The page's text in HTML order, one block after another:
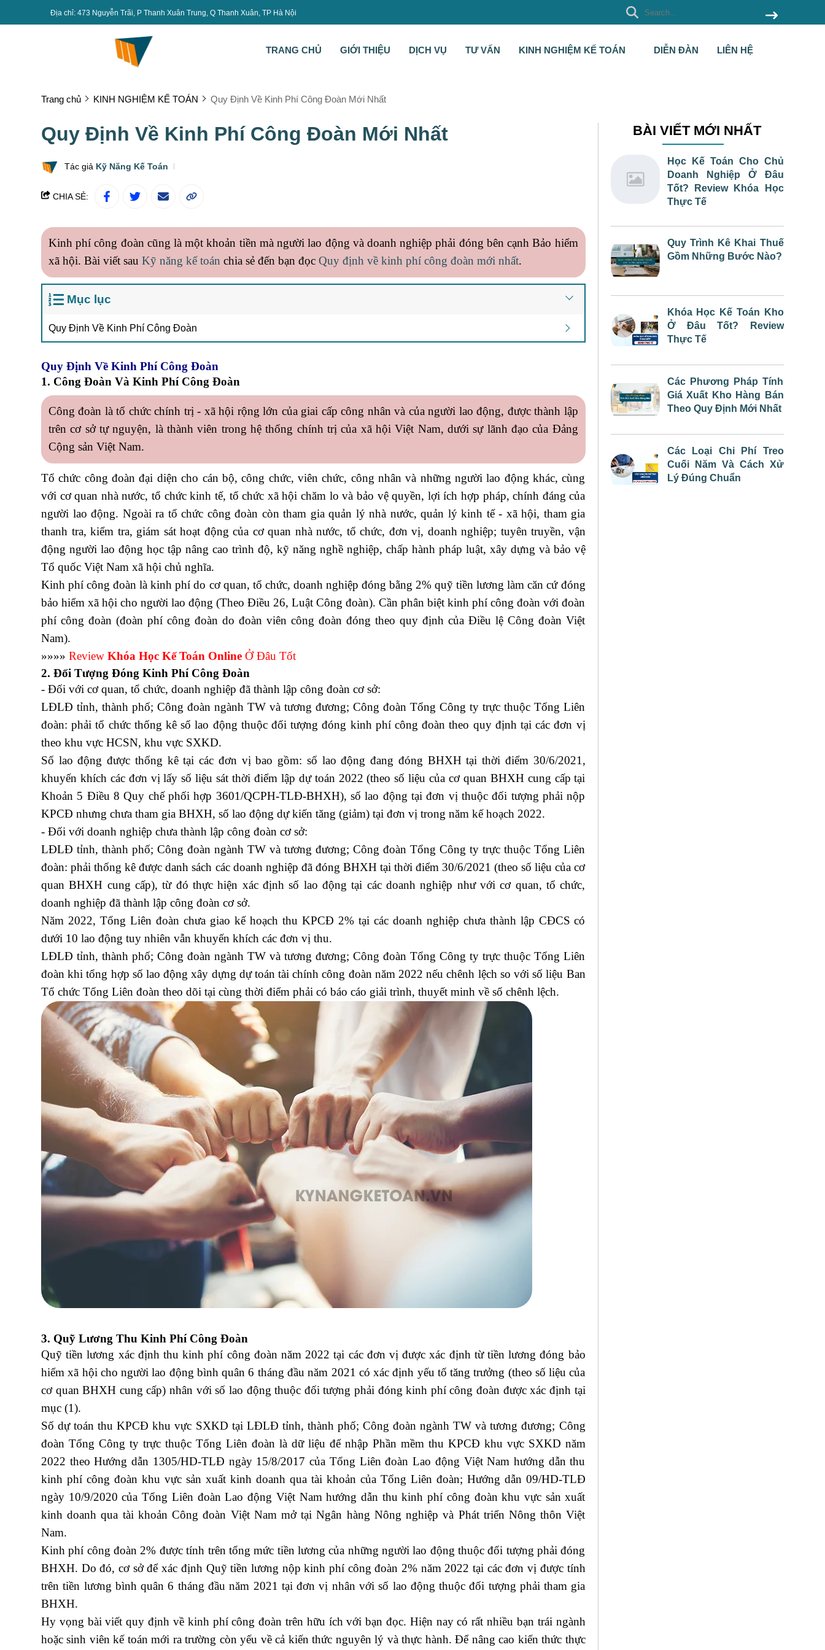
Địa chỉ: 473 Nguyễn Trãi, P Thanh Xuân Trung, Q Thanh Xuân, TP Hà Nội
TRANG CHỦ GIỚI THIỆU DỊCH VỤ TƯ VẤN KINH NGHIỆM KẾ TOÁN DIỄN ĐÀN LIÊN HỆ
Trang chủ KINH NGHIỆM KẾ TOÁN Quy Định Về Kinh Phí Công Đoàn Mới Nhất
Quy Định Về Kinh Phí Công Đoàn Mới Nhất
Tác giả Kỹ Năng Kế Toán
CHIA SẺ:
Kinh phí công đoàn cũng là một khoản tiền mà người lao động và doanh nghiệp phải đóng bên cạnh Bảo hiểm
xã hội. Bài viết sau Kỹ năng kế toán chia sẻ đến bạn đọc Quy định về kinh phí công đoàn mới nhất.
Mục lục
Quy Định Về Kinh Phí Công Đoàn
Quy Định Về Kinh Phí Công Đoàn
1. Công Đoàn Và Kinh Phí Công Đoàn
Công đoàn là tổ chức chính trị - xã hội rộng lớn của giai cấp công nhân và của người lao động, được thành lập
trên cơ sở tự nguyện, là thành viên trong hệ thống chính trị của xã hội Việt Nam, dưới sự lãnh đạo của Đảng
Cộng sản Việt Nam.
Tổ chức công đoàn đại diện cho cán bộ, công chức, viên chức, công nhân và những người lao động khác, cùng
với cơ quan nhà nước, tổ chức kinh tế, tổ chức xã hội chăm lo và bảo vệ quyền, lợi ích hợp pháp, chính đáng của
người lao động. Ngoài ra tổ chức công đoàn còn tham gia quản lý nhà nước, quản lý kinh tế - xã hội, tham gia
thanh tra, kiểm tra, giám sát hoạt động của cơ quan nhà nước, tổ chức, đơn vị, doanh nghiệp; tuyên truyền, vận
động người lao động học tập nâng cao trình độ, kỹ năng nghề nghiệp, chấp hành pháp luật, xây dựng và bảo vệ
Tổ quốc Việt Nam xã hội chủ nghĩa.
Kinh phí công đoàn là kinh phí do cơ quan, tổ chức, doanh nghiệp đóng bằng 2% quỹ tiền lương làm căn cứ đóng
bảo hiểm xã hội cho người lao động (Theo Điều 26, Luật Công đoàn). Cần phân biệt kinh phí công đoàn với đoàn
phí công đoàn (đoàn phí công đoàn do đoàn viên công đoàn đóng theo quy định của Điều lệ Công đoàn Việt
Nam).
»»»» Review Khóa Học Kế Toán Online Ở Đâu Tốt
2. Đối Tượng Đóng Kinh Phí Công Đoàn
- Đối với cơ quan, tổ chức, doanh nghiệp đã thành lập công đoàn cơ sở:
LĐLĐ tỉnh, thành phố; Công đoàn ngành TW và tương đương; Công đoàn Tổng Công ty trực thuộc Tổng Liên
đoàn: phải tổ chức thống kê số lao động thuộc đối tượng đóng kinh phí công đoàn theo quy định tại các đơn vị
theo khu vực HCSN, khu vực SXKD.
Số lao động được thống kê tại các đơn vị bao gồm: số lao động đang đóng BHXH tại thời điểm 30/6/2021,
khuyến khích các đơn vị lấy số liệu sát thời điểm lập dự toán 2022 (theo số liệu của cơ quan BHXH cung cấp tại
Khoản 5 Điều 8 Quy chế phối hợp 3601/QCPH-TLĐ-BHXH), số lao động tại đơn vị thuộc đối tượng phải nộp
KPCĐ nhưng chưa tham gia BHXH, số lao động dự kiến tăng (giảm) tại đơn vị trong năm kế hoạch 2022.
- Đối với doanh nghiệp chưa thành lập công đoàn cơ sở:
LĐLĐ tỉnh, thành phố; Công đoàn ngành TW và tương đương; Công đoàn Tổng Công ty trực thuộc Tổng Liên
đoàn: phải thống kê được danh sách các doanh nghiệp đã đóng BHXH tại thời điểm 30/6/2021 (theo số liệu của cơ
quan BHXH cung cấp), từ đó thực hiện xác định số lao động tại các doanh nghiệp như với cơ quan, tổ chức,
doanh nghiệp đã thành lập công đoàn cơ sở.
Năm 2022, Tổng Liên đoàn chưa giao kế hoạch thu KPCĐ 2% tại các doanh nghiệp chưa thành lập CĐCS có
dưới 10 lao động tuy nhiên vẫn khuyến khích các đơn vị thu.
LĐLĐ tỉnh, thành phố; Công đoàn ngành TW và tương đương; Công đoàn Tổng Công ty trực thuộc Tổng Liên
đoàn khi tổng hợp số lao động xây dựng dự toán tài chính công đoàn năm 2022 nếu chênh lệch so với số liệu Ban
Tổ chức Tổng Liên đoàn theo dõi tại cùng thời điểm phải có báo cáo giải trình, thuyết minh về số chênh lệch.
3. Quỹ Lương Thu Kinh Phí Công Đoàn
Quỹ tiền lương xác định thu kinh phí công đoàn năm 2022 tại các đơn vị được xác định từ tiền lương đóng bảo
hiểm xã hội cho người lao động bình quân 6 tháng đầu năm 2021 có xác định yếu tố tăng trưởng (theo số liệu của
cơ quan BHXH cung cấp) nhân với số lao động thuộc đối tượng phải đóng kinh phí công đoàn được xác định tại
mục (1).
Số dự toán thu KPCĐ khu vực SXKD tại LĐLĐ tỉnh, thành phố; Công đoàn ngành TW và tương đương; Công
đoàn Tổng Công ty trực thuộc Tổng Liên đoàn là dữ liệu để nhập Phần mềm thu KPCĐ khu vực SXKD năm
2022 theo Hướng dẫn 1305/HD-TLĐ ngày 15/8/2017 của Tổng Liên đoàn Lao động Việt Nam hướng dẫn thu
kinh phí công đoàn khu vực sản xuất kinh doanh qua tài khoản của Tổng Liên đoàn; Hướng dẫn 09/HD-TLĐ
ngày 10/9/2020 của Tổng Liên đoàn Lao động Việt Nam hướng dẫn thu kinh phí công đoàn khu vực sản xuất
kinh doanh qua tài khoản Công đoàn Việt Nam mở tại Ngân hàng Nông nghiệp và Phát triển Nông thôn Việt
Nam.
Kinh phí công đoàn 2% được tính trên tổng mức tiền lương của những người lao động thuộc đối tượng phải đóng
BHXH. Do đó, cơ sở để xác định Quỹ tiền lương nộp kinh phí công đoàn 2% năm 2022 tại các đơn vị được tính
trên tiền lương bình quân 6 tháng đầu năm 2021 tại đơn vị nhân với số lao động thuộc đối tượng phải tham gia
BHXH.
Hy vọng bài viết quy định về kinh phí công đoàn trên hữu ích với bạn đọc. Hiện nay có rất nhiều bạn trái ngành
hoặc sinh viên kế toán mới ra trường còn yếu về cả kiến thức nguyên lý và thực hành. Để nâng cao kiến thức thực
BÀI VIẾT MỚI NHẤT
Học Kế Toán Cho Chủ
Doanh Nghiệp Ở Đâu
Tốt? Review Khóa Học
Thực Tế
Quy Trình Kê Khai Thuế
Gồm Những Bước Nào?
Khóa Học Kế Toán Kho
Ở Đâu Tốt? Review
Thực Tế
Các Phương Pháp Tính
Giá Xuất Kho Hàng Bán
Theo Quy Định Mới Nhất
Các Loại Chi Phí Treo
Cuối Năm Và Cách Xử
Lý Đúng Chuẩn